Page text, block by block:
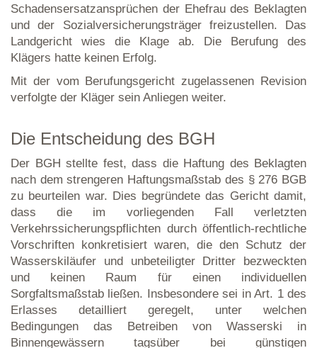
Schadensersatzansprüchen der Ehefrau des Beklagten
und der Sozialversicherungsträger freizustellen. Das
Landgericht wies die Klage ab. Die Berufung des
Klägers hatte keinen Erfolg.
Mit der vom Berufungsgericht zugelassenen Revision
verfolgte der Kläger sein Anliegen weiter.
Die Entscheidung des BGH
Der BGH stellte fest, dass die Haftung des Beklagten
nach dem strengeren Haftungsmaßstab des § 276 BGB
zu beurteilen war. Dies begründete das Gericht damit,
dass die im vorliegenden Fall verletzten
Verkehrssicherungspflichten durch öffentlich-rechtliche
Vorschriften konkretisiert waren, die den Schutz der
Wasserskiläufer und unbeteiligter Dritter bezweckten
und keinen Raum für einen individuellen
Sorgfaltsmaßstab ließen. Insbesondere sei in Art. 1 des
Erlasses detailliert geregelt, unter welchen
Bedingungen das Betreiben von Wasserski in
Binnengewässern tagsüber bei günstigen